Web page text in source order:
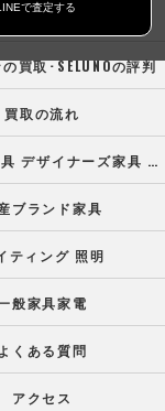
で査定する
コンセプト
買取･SELUNOの評判
買取の流れ
ブランド家具 デザイナーズ家具 高級オフィス家具
ブランド家具
ティング 照明
般家具家電
よくある質問
アクセス